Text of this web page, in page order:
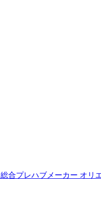
総合プレハブメーカー オリ